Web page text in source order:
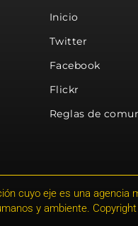
Inicio
Twitter
Facebook
Flickr
Reglas de
cuyo eje es una
y ambiente.